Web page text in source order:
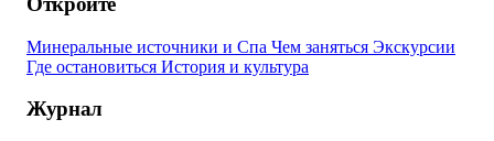
Минеральные источники и Спа Чем заняться Экскурсии
Где остановиться История и культура
Журнал